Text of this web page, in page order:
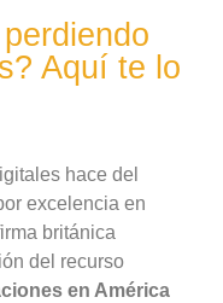
Aquí te lo
hace del
excelencia en
británica
del recurso
en América